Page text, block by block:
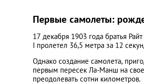
Первые самолеты:
17 декабря 1903 года братья
I пролетел 36,5 метра за 12
Однако создание самолета,
первым пересек Ла-Манш на
преодолевать сотни километров.